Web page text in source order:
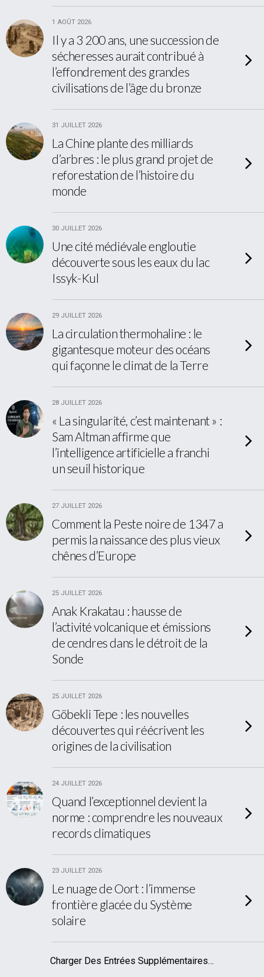
1 AOÛT 2026
Il y a 3 200 ans, une succession de
sécheresses aurait contribué à
l’effondrement des grandes
civilisations de l’âge du bronze
31 JUILLET 2026
La Chine plante des milliards
d’arbres : le plus grand projet de
reforestation de l’histoire du
monde
30 JUILLET 2026
Une cité médiévale engloutie
découverte sous les eaux du lac
Issyk-Kul
29 JUILLET 2026
La circulation thermohaline : le
gigantesque moteur des océans
qui façonne le climat de la Terre
28 JUILLET 2026
« La singularité, c’est maintenant » :
Sam Altman affirme que
l’intelligence artificielle a franchi
un seuil historique
27 JUILLET 2026
Comment la Peste noire de 1347 a
permis la naissance des plus vieux
chênes d’Europe
25 JUILLET 2026
Anak Krakatau : hausse de
l’activité volcanique et émissions
de cendres dans le détroit de la
Sonde
25 JUILLET 2026
Göbekli Tepe : les nouvelles
découvertes qui réécrivent les
origines de la civilisation
24 JUILLET 2026
Quand l’exceptionnel devient la
norme : comprendre les nouveaux
records climatiques
23 JUILLET 2026
Le nuage de Oort : l’immense
frontière glacée du Système
solaire
Charger Des Entrées Supplémentaires…